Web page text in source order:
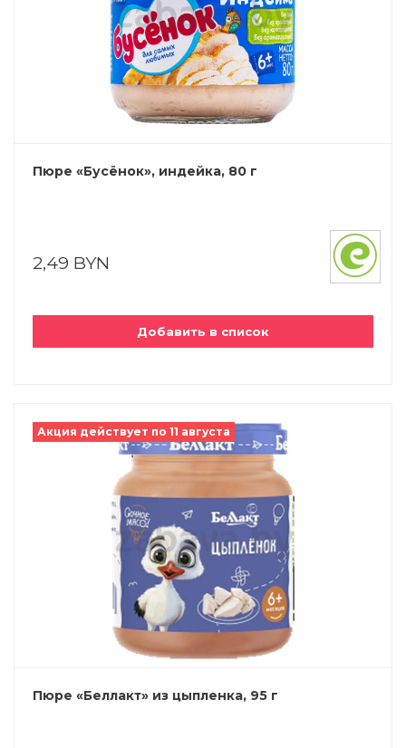
Пюре «Бусёнок», индейка, 80 г
2,49 BYN
Добавить в список
Акция действует по 11 августа
Пюре «Беллакт» из цыпленка, 95 г